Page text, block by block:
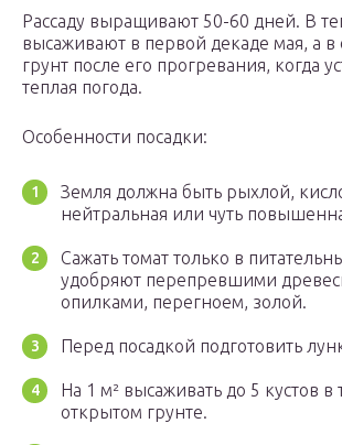
Рассаду выращивают 50-60 дней. В
высаживают в первой декаде мая, а
грунт после его прогревания, когда
теплая погода.
Особенности посадки:
Земля должна быть рыхлой,
нейтральная или чуть
Сажать томат только в
удобряют перепревшими
опилками, перегноем, золой.
Перед посадкой подготовить
На 1 м² высаживать до 5 кустов в
открытом грунте.